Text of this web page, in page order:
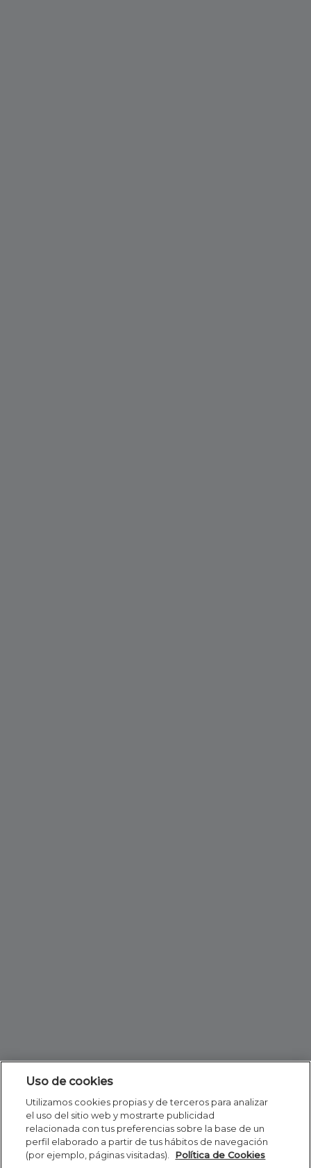
Uso de cookies
Utilizamos cookies propias y de terceros para analizar
el uso del sitio web y mostrarte publicidad
relacionada con tus preferencias sobre la base de un
perfil elaborado a partir de tus hábitos de navegación
(por ejemplo, páginas visitadas).
Política de Cookies